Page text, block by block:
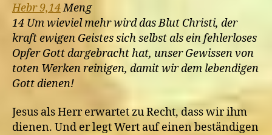
Hebr 9,14Meng
14 Um wieviel mehr wird das Blut Christi, der
kraft ewigen Geistes sich selbst als ein fehlerloses
Opfer Gott dargebracht hat, unser Gewissen von
toten Werken reinigen, damit wir dem lebendigen
Gott dienen!
Jesus als Herr erwartet zu Recht, dass wir ihm
dienen. Und er legt Wert auf einen beständigen